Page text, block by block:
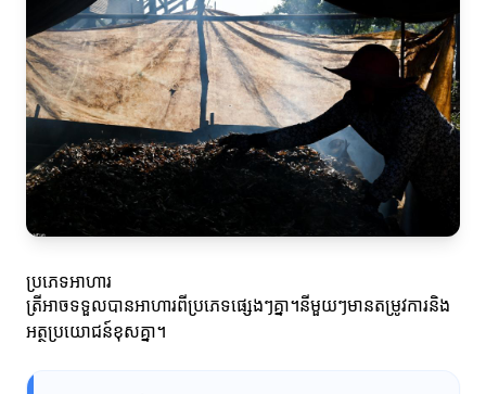
ប្រភេទអាហារ
ត្រីអាចទទួលបានអាហារ​ពីប្រភេទផ្សេងៗគ្នា។នីមួយៗមានតម្រូវការនិង
អត្ថប្រយោជន៍ខុសគ្នា។